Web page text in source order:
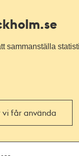
sammanställa
vi får använda